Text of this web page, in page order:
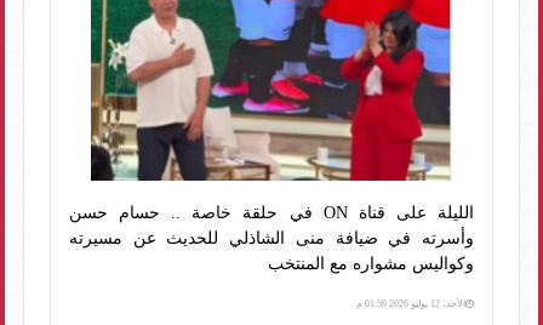
الليلة على قناة ON في حلقة خاصة .. حسام حسن
وأسرته في ضيافة منى الشاذلي للحديث عن مسيرته
وكواليس مشواره مع المنتخب
الأحد، 12 يوليو 2026 01:59 م